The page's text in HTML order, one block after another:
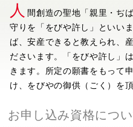
人 間創造の聖地「親里・ぢ
守りを「をびや許し」といい
ば、安産できると教えられ、
ださいます。「をびや許し」
きます。所定の願書をもって
け、をびやの御供（ごく）を
お申し込み資格につ